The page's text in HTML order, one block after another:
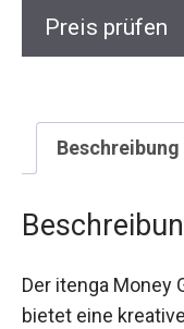
Preis prüfen
Beschreibung
Der itenga Money
bietet eine